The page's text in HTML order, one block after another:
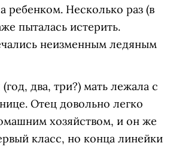
ребенком. Несколько раз (в
пыталась истерить.
неизменным ледяным
два, три?) мать лежала с
Отец довольно легко
хозяйством, и он же
класс, но конца линейки